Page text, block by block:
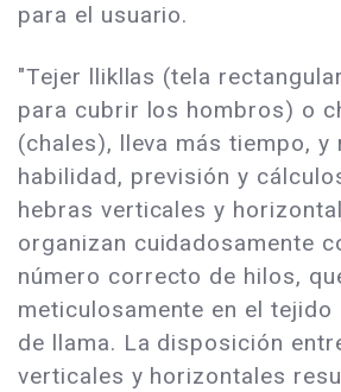
para el usuario.
"Tejer llikllas (tela
para cubrir los hombros) o
(chales), lleva más tiempo, y
habilidad, previsión y
hebras verticales y
organizan cuidadosamente
número correcto de hilos,
meticulosamente en el tejido
de llama. La disposición
verticales y horizontales